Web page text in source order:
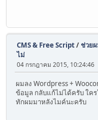
CMS & Free Script/ ช่วย
ไม่
04 กรกฎาคม 2015, 10:24:46
ผมลง Wordpress +
ข้อมูล กลับแก้ไม่ได้ครับ ใค
ทักผมมาหลังไมค์นะครับ